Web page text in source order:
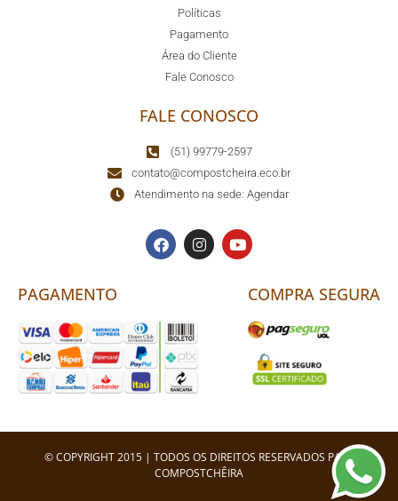
Políticas
Pagamento
Área do Cliente
Fale Conosco
FALE CONOSCO
(51) 99779-2597
contato@compostcheira.eco.br
Atendimento na sede: Agendar
PAGAMENTO COMPRA SEGURA
© COPYRIGHT 2015 | TODOS OS DIREITOS RESERVADOS PARA
COMPOSTCHÊIRA